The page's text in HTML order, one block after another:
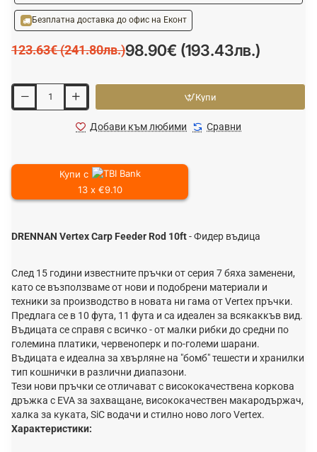
Безплатна доставка до офис на Еконт
98.90€ (193.43лв.)
123.63€ (241.80лв.)
Купи
Добави към любими Сравни
Купи с
13 x €9.10
DRENNAN Vertex Carp Feeder Rod 10ft- Фидер въдица
След 15 години известните пръчки от серия 7 бяха заменени,
като се възползваме от нови и подобрени материали и
техники за производство в новата ни гама от Vertex пръчки.
Предлага се в 10 фута, 11 фута и са идеален за всякаккъв вид.
Въдицата се справя с всичко - от малки рибки до средни по
големина платики, червеноперк и по-големи шарани.
Въдицата е идеална за хвърляне на "бомб" тешести и хранилки
тип кошнички в различни диапазони.
Тези нови пръчки се отличават с висококачествена коркова
дръжка с EVA за захващане, висококачествен макародържач,
халка за куката, SiC водачи и стилно ново лого Vertex.
Характеристики: